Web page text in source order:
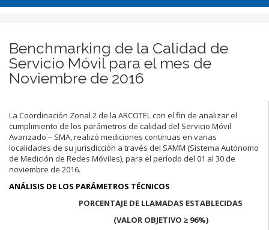
Benchmarking de la Calidad de
Servicio Móvil para el mes de
Noviembre de 2016
La Coordinación Zonal 2 de la ARCOTEL con el fin de analizar el
cumplimiento de los parámetros de calidad del Servicio Móvil
Avanzado – SMA, realizó mediciones continuas en varias
localidades de su jurisdicción a través del SAMM (Sistema Autónomo
de Medición de Redes Móviles), para el período del 01 al 30 de
noviembre de 2016.
ANÁLISIS DE LOS PARÁMETROS TÉCNICOS
PORCENTAJE DE LLAMADAS ESTABLECIDAS
(VALOR OBJETIVO ≥ 96%)